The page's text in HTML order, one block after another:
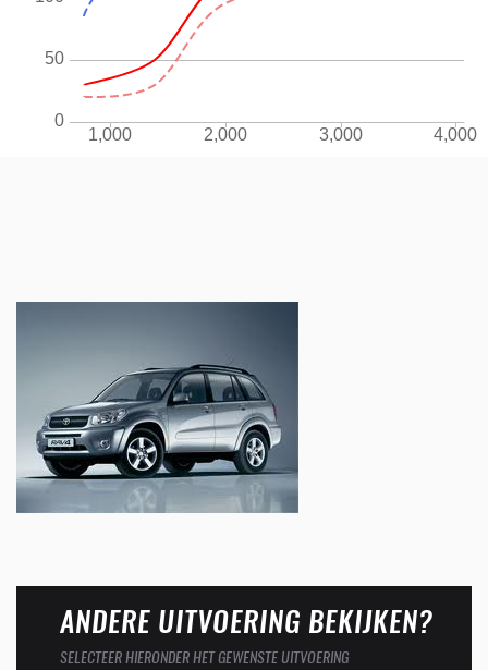
ANDERE UITVOERING BEKIJKEN?
SELECTEER HIERONDER HET GEWENSTE UITVOERING